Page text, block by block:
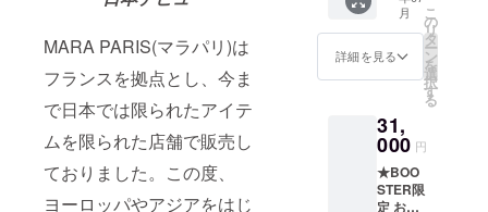
MARA PARIS(マラパリ)は
フランスを拠点とし、今ま
で日本では限られたアイテ
ムを限られた店舗で販売し
ておりました。この度、
ヨーロッパやアジアをはじ
品番 : 9-
CLH-
C10 国
内販売
予定価
(参考価
格)29,7
00円
→BOO
STER価
月
詳細を見る
こ
の
リ
タ
ー
ン
を
選
択
す
る
31,
000 円
★BOO
STER限
定 およ